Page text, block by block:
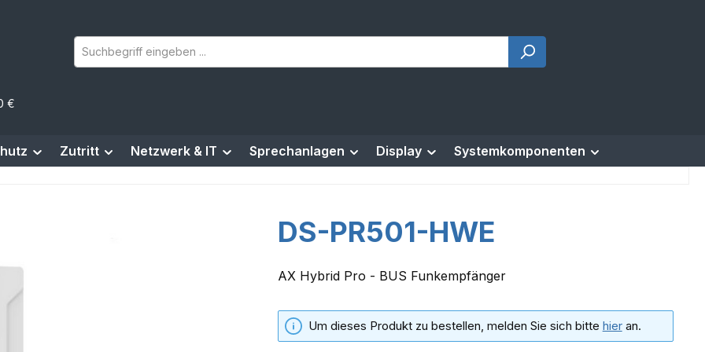
€
Zutritt Netzwerk & IT Sprechanlagen Display Systemkomponenten
DS-PR501-HWE
AX Hybrid Pro - BUS Funkempfänger
Um dieses Produkt zu bestellen, melden Sie sich bitte hieran.